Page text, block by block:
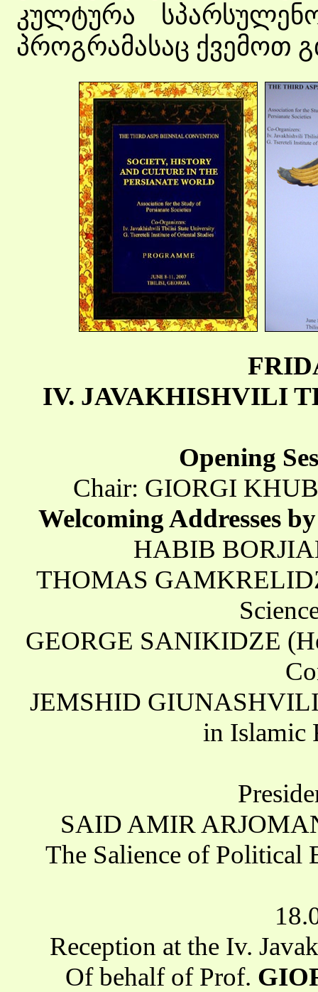
კულტურა
პროგრამასაც ქვემოთ
IV. JAVAKHISHVILI
Opening
Chair: GIORGI
Welcoming Addresses
HABIB
THOMAS
GEORGE SANIKIDZE
JEMSHID GIUNASHVILI
in Islamic
SAID AMIR
The Salience of Political
Reception at the Iv.
Of behalf of Prof.